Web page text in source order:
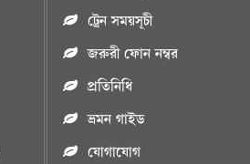
ট্রেন সময়সূচী
জরুরী ফোন নম্বর
প্রতিনিধি
ভ্রমন গাইড
যোগাযোগ